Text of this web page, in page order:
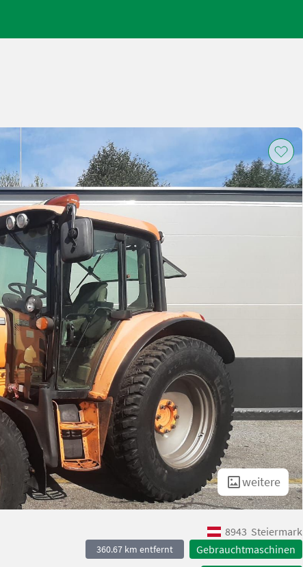
weitere
8943 Steiermark
360.67 km entfernt Gebrauchtmaschinen